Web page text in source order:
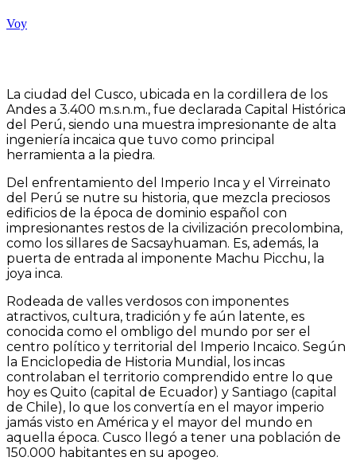
Voy
La ciudad del Cusco, ubicada en la cordillera de los
Andes a 3.400 m.s.n.m., fue declarada Capital Histórica
del Perú, siendo una muestra impresionante de alta
ingeniería incaica que tuvo como principal
herramienta a la piedra.
Del enfrentamiento del Imperio Inca y el Virreinato
del Perú se nutre su historia, que mezcla preciosos
edificios de la época de dominio español con
impresionantes restos de la civilización precolombina,
como los sillares de Sacsayhuaman. Es, además, la
puerta de entrada al imponente Machu Picchu, la
joya inca.
Rodeada de valles verdosos con imponentes
atractivos, cultura, tradición y fe aún latente, es
conocida como el ombligo del mundo por ser el
centro político y territorial del Imperio Incaico. Según
la Enciclopedia de Historia Mundial, los incas
controlaban el territorio comprendido entre lo que
hoy es Quito (capital de Ecuador) y Santiago (capital
de Chile), lo que los convertía en el mayor imperio
jamás visto en América y el mayor del mundo en
aquella época. Cusco llegó a tener una población de
150.000 habitantes en su apogeo.